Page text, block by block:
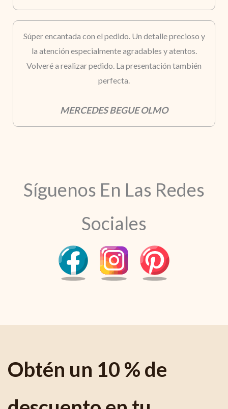
Súper encantada con el pedido. Un detalle precioso y
la atención especialmente agradables y atentos.
Volveré a realizar pedido. La presentación también
perfecta.
MERCEDES BEGUE OLMO
Síguenos En Las Redes
Sociales
Obtén un 10 % de